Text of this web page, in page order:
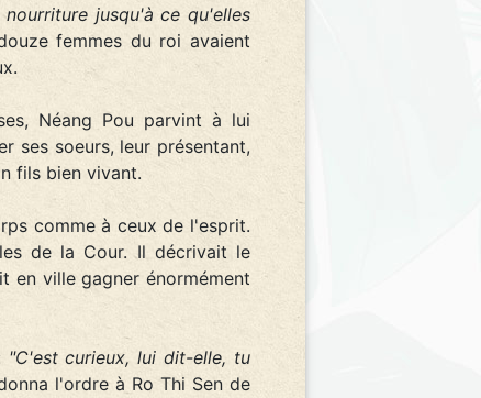
jusqu'à ce qu'elles
femmes du roi avaient
Néang Pou parvint à lui
ses soeurs, leur présentant,
fils bien vivant.
comme à ceux de l'esprit.
de la Cour. Il décrivait le
en ville gagner énormément
"C'est curieux, lui dit-elle, tu
l'ordre à Ro Thi Sen de